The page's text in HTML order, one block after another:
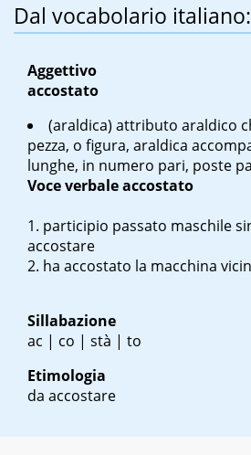
Dal vocabolario italiano:
Aggettivo
accostato
(araldica) attributo araldico
pezza, o figura, araldica
lunghe, in numero pari, poste
Voce verbaleaccostato
participio passato maschile
accostare
ha accostato la macchina
Sillabazione
ac | co | stà | to
Etimologia
da accostare